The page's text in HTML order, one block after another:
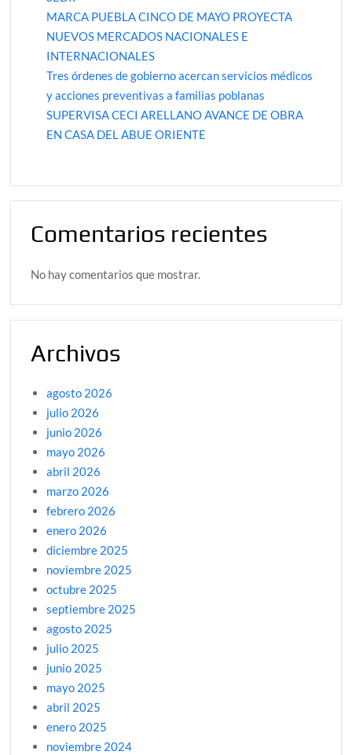
MARCA PUEBLA CINCO DE MAYO PROYECTA
NUEVOS MERCADOS NACIONALES E
INTERNACIONALES
Tres órdenes de gobierno acercan servicios médicos
y acciones preventivas a familias poblanas
SUPERVISA CECI ARELLANO AVANCE DE OBRA
EN CASA DEL ABUE ORIENTE
Comentarios recientes
No hay comentarios que mostrar.
Archivos
agosto 2026
julio 2026
junio 2026
mayo 2026
abril 2026
marzo 2026
febrero 2026
enero 2026
diciembre 2025
noviembre 2025
octubre 2025
septiembre 2025
agosto 2025
julio 2025
junio 2025
mayo 2025
abril 2025
enero 2025
noviembre 2024